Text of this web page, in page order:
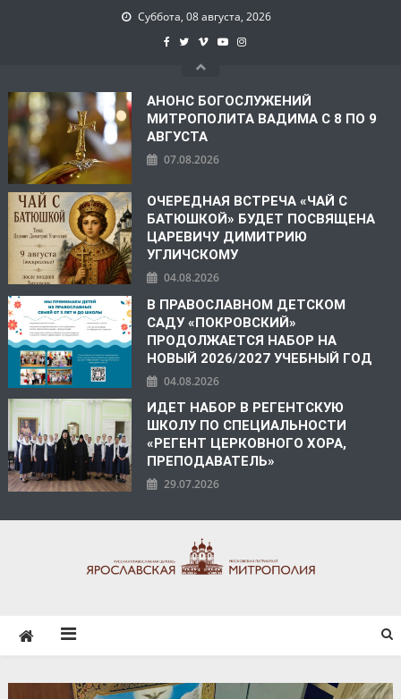
Суббота, 08 августа, 2026
АНОНС БОГОСЛУЖЕНИЙ
МИТРОПОЛИТА ВАДИМА С 8 ПО 9
АВГУСТА
07.08.2026
ОЧЕРЕДНАЯ ВСТРЕЧА «ЧАЙ С
БАТЮШКОЙ» БУДЕТ ПОСВЯЩЕНА
ЦАРЕВИЧУ ДИМИТРИЮ
УГЛИЧСКОМУ
04.08.2026
В ПРАВОСЛАВНОМ ДЕТСКОМ
САДУ «ПОКРОВСКИЙ»
ПРОДОЛЖАЕТСЯ НАБОР НА
НОВЫЙ 2026/2027 УЧЕБНЫЙ ГОД
04.08.2026
ИДЕТ НАБОР В РЕГЕНТСКУЮ
ШКОЛУ ПО СПЕЦИАЛЬНОСТИ
«РЕГЕНТ ЦЕРКОВНОГО ХОРА,
ПРЕПОДАВАТЕЛЬ»
29.07.2026